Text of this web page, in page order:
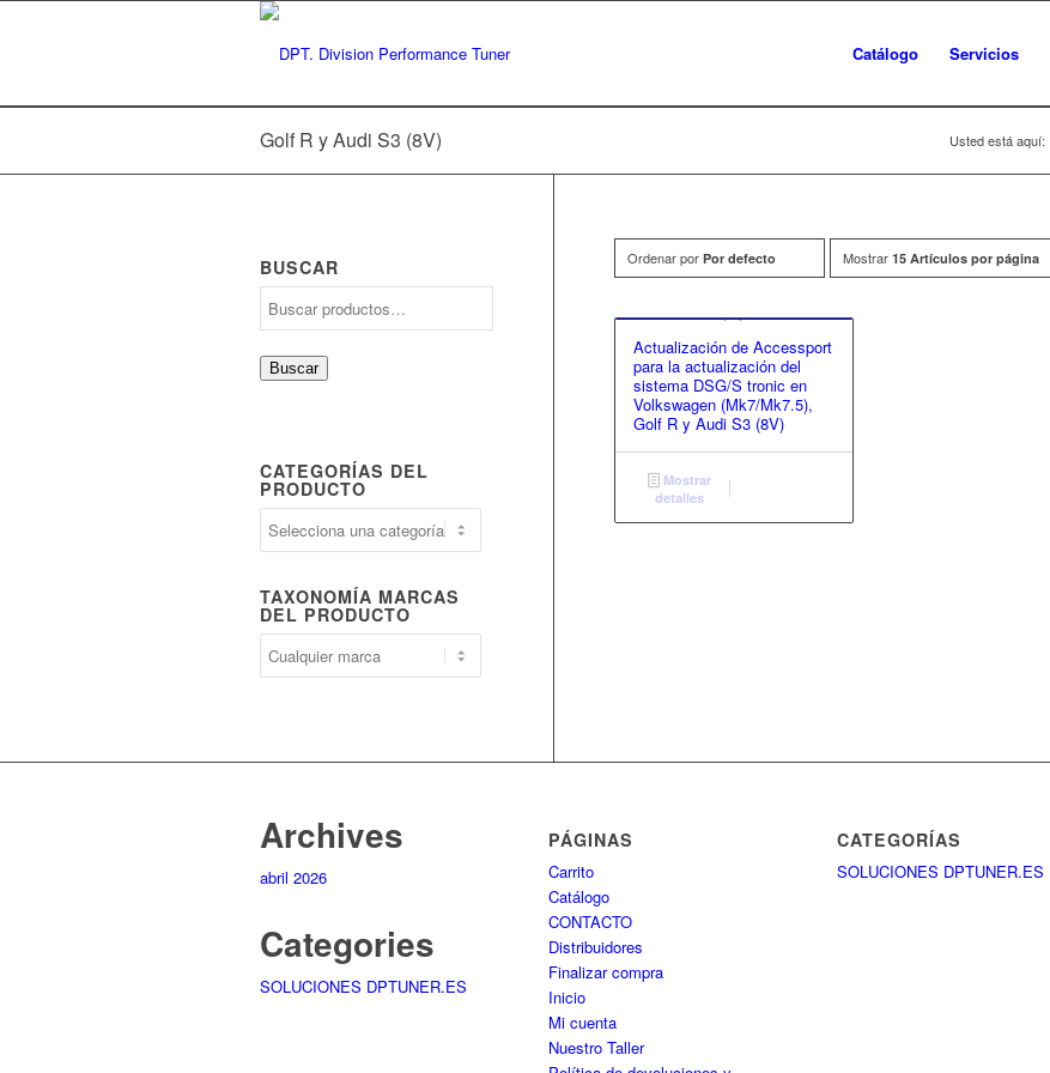
Catálogo Servicios
Golf R y Audi S3 (8V) Usted está aquí:
Ordenar por Por defecto Mostrar 15 Artículos por página
Actualización de Accessport
para la actualización del
sistema DSG/S tronic en
Volkswagen (Mk7/Mk7.5),
Golf R y Audi S3 (8V)
Mostrar
detalles
BUSCAR
Buscar
CATEGORÍAS DEL
PRODUCTO
TAXONOMÍA MARCAS
DEL PRODUCTO
Archives
abril 2026
Categories
SOLUCIONES DPTUNER.ES
PÁGINAS
Carrito
Catálogo
CONTACTO
Distribuidores
Finalizar compra
Inicio
Mi cuenta
Nuestro Taller
CATEGORÍAS
SOLUCIONES DPTUNER.ES